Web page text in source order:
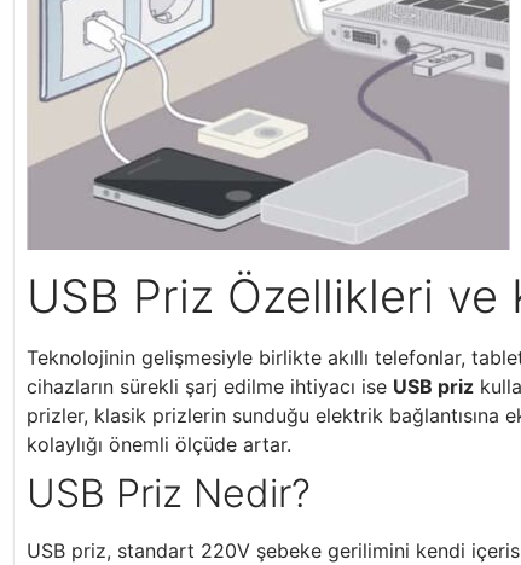
USB Priz Özellikleri ve
Teknolojinin gelişmesiyle birlikte akıllı telefonlar,
cihazların sürekli şarj edilme ihtiyacı ise USB priz
prizler, klasik prizlerin sunduğu elektrik bağlantısına
kolaylığı önemli ölçüde artar.
USB Priz Nedir?
USB priz, standart 220V şebeke gerilimini kendi